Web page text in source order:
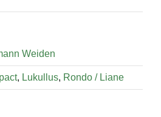
Weiden
, Lukullus, Rondo / Liane